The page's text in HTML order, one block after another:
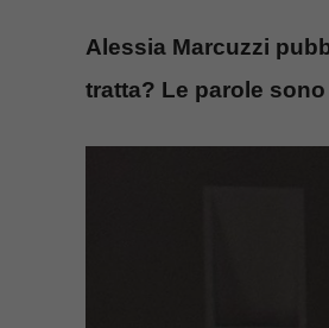
Alessia Marcuzzi
tratta? Le parole